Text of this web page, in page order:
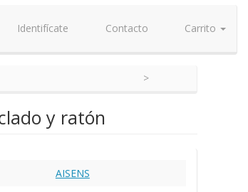
Identifícate Contacto Carrito
y ratón
AISENS